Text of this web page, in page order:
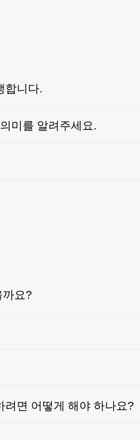
합니다.
미를 알려주세요.
까요?
려면 어떻게 해야 하나요?